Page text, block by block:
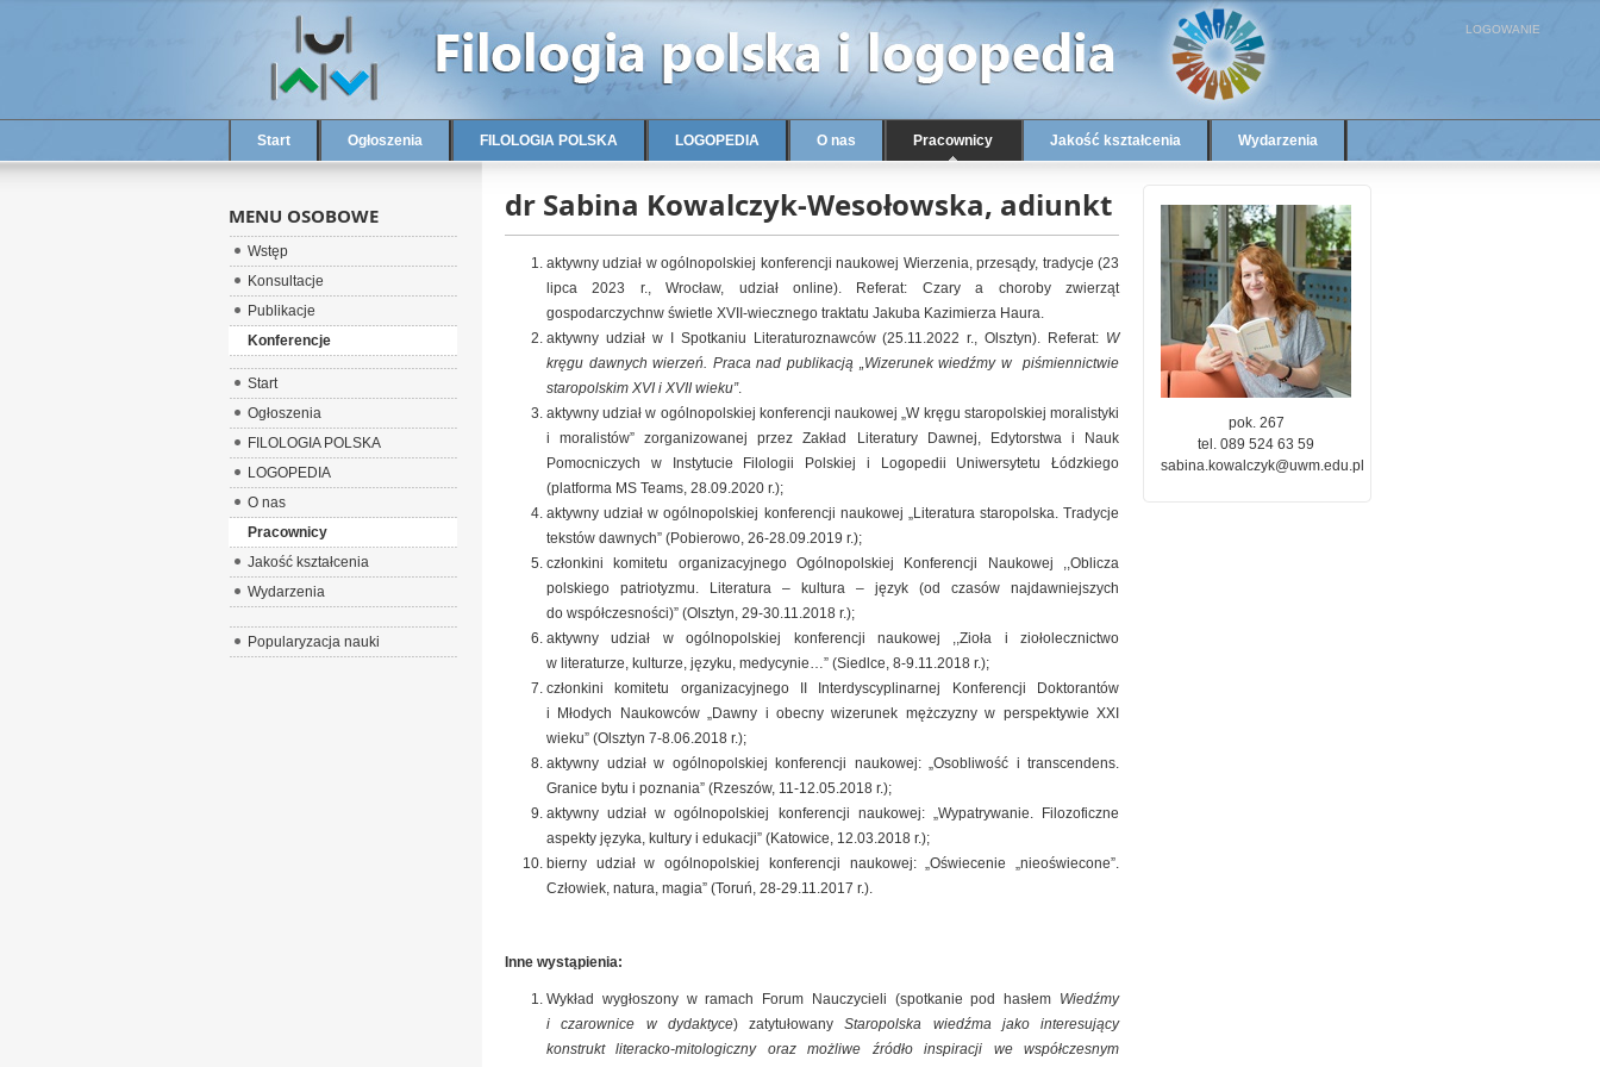
LOGOWANIE
Start Ogłoszenia FILOLOGIA POLSKA LOGOPEDIA O nas Pracownicy Jakość kształcenia Wydarzenia
dr Sabina Kowalczyk-Wesołowska, adiunkt
aktywny udział w ogólnopolskiej konferencji naukowej Wierzenia, przesądy, tradycje (23
lipca 2023 r., Wrocław, udział online). Referat: Czary a choroby zwierząt
gospodarczychnw świetle XVII-wiecznego traktatu Jakuba Kazimierza Haura.
aktywny udział w I Spotkaniu Literaturoznawców (25.11.2022 r., Olsztyn). Referat: W
kręgu dawnych wierzeń. Praca nad publikacją „Wizerunek wiedźmy w piśmiennictwie
staropolskim XVI i XVII wieku”.
aktywny udział w ogólnopolskiej konferencji naukowej „W kręgu staropolskiej moralistyki
i moralistów” zorganizowanej przez Zakład Literatury Dawnej, Edytorstwa i Nauk
Pomocniczych w Instytucie Filologii Polskiej i Logopedii Uniwersytetu Łódzkiego
(platforma MS Teams, 28.09.2020 r.);
aktywny udział w ogólnopolskiej konferencji naukowej „Literatura staropolska. Tradycje
tekstów dawnych” (Pobierowo, 26-28.09.2019 r.);
członkini komitetu organizacyjnego Ogólnopolskiej Konferencji Naukowej ,,Oblicza
polskiego patriotyzmu. Literatura ­– kultura – język (od czasów najdawniejszych
do współczesności)” (Olsztyn, 29-30.11.2018 r.);
aktywny udział w ogólnopolskiej konferencji naukowej ,,Zioła i ziołolecznictwo
w literaturze, kulturze, języku, medycynie…” (Siedlce, 8-9.11.2018 r.);
członkini komitetu organizacyjnego II Interdyscyplinarnej Konferencji Doktorantów
i Młodych Naukowców „Dawny i obecny wizerunek mężczyzny w perspektywie XXI
wieku” (Olsztyn 7-8.06.2018 r.);
aktywny udział w ogólnopolskiej konferencji naukowej: „Osobliwość i transcendens.
Granice bytu i poznania” (Rzeszów, 11-12.05.2018 r.);
aktywny udział w ogólnopolskiej konferencji naukowej: „Wypatrywanie. Filozoficzne
aspekty języka, kultury i edukacji” (Katowice, 12.03.2018 r.);
bierny udział w ogólnopolskiej konferencji naukowej: „Oświecenie „nieoświecone”.
Człowiek, natura, magia” (Toruń, 28-29.11.2017 r.).
Inne wystąpienia:
Wykład wygłoszony w ramach Forum Nauczycieli (spotkanie pod hasłem Wiedźmy
i czarownice w dydaktyce) zatytułowanyStaropolska wiedźma jako interesujący
konstrukt literacko-mitologiczny oraz możliwe źródło inspiracji we współczesnym
MENU OSOBOWE
Wstęp
Konsultacje
Publikacje
Konferencje
Start
Ogłoszenia
FILOLOGIA POLSKA
LOGOPEDIA
O nas
Pracownicy
Jakość kształcenia
Wydarzenia
Popularyzacja nauki
pok. 267
tel. 089 524 63 59
sabina.kowalczyk@uwm.edu.pl